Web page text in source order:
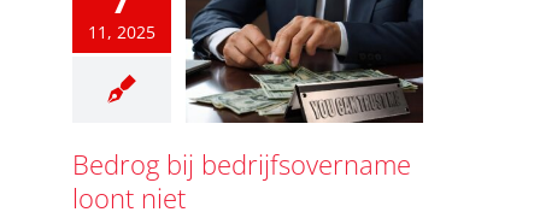
11, 2025
Bedrog bij bedrijfsovername
loont niet